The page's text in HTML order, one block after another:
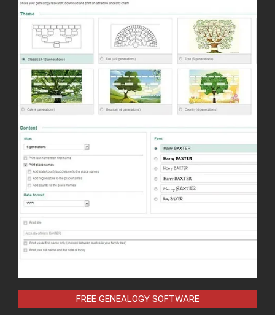
FREE GENEALOGY SOFTWARE